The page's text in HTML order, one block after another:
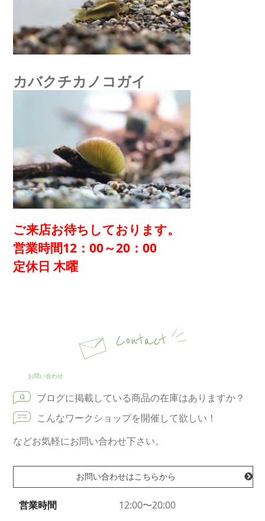
カバクチカノコガイ
ご来店お待ちしております。
営業時間12：00～20：00
定休日 木曜
Contact
お問い合わせ
ブログに掲載している商品の在庫はありますか？
こんなワークショップを開催して欲しい！
などお気軽にお問い合わせ下さい。
お問い合わせはこちらから
営業時間 12:00〜20:00